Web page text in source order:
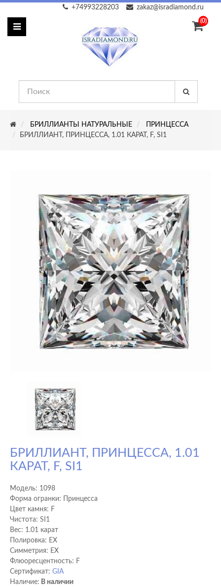
zakaz@isradiamond.ru
+74993228203
(0)
БРИЛЛИАНТЫ НАТУРАЛЬНЫЕ
ПРИНЦЕССА
БРИЛЛИАНТ, ПРИНЦЕССА, 1.01 КАРАТ, F, SI1
БРИЛЛИАНТ, ПРИНЦЕССА, 1.01
КАРАТ, F, SI1
Модель: 1098
Форма огранки: Принцесса
Цвет камня: F
Чистота: SI1
Вес: 1.01 карат
Полировка: EX
Cимметрия: EX
Флюоресцентность: F
Сертификат: GIA
Наличие: В наличии